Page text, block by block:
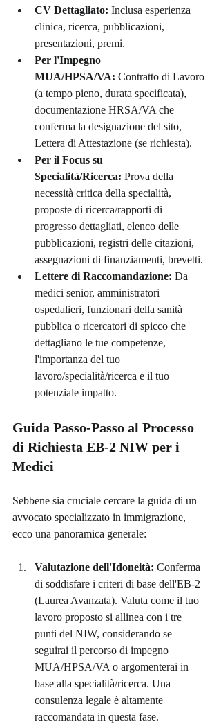
CV Dettagliato: Inclusa esperienza
clinica, ricerca, pubblicazioni,
presentazioni, premi.
Per l'Impegno
MUA/HPSA/VA: Contratto di Lavoro
(a tempo pieno, durata specificata),
documentazione HRSA/VA che
conferma la designazione del sito,
Lettera di Attestazione (se richiesta).
Per il Focus su
Specialità/Ricerca: Prova della
necessità critica della specialità,
proposte di ricerca/rapporti di
progresso dettagliati, elenco delle
pubblicazioni, registri delle citazioni,
assegnazioni di finanziamenti, brevetti.
Lettere di Raccomandazione: Da
medici senior, amministratori
ospedalieri, funzionari della sanità
pubblica o ricercatori di spicco che
dettagliano le tue competenze,
l'importanza del tuo
lavoro/specialità/ricerca e il tuo
potenziale impatto.
Guida Passo-Passo al Processo
di Richiesta EB-2 NIW per i
Medici
Sebbene sia cruciale cercare la guida di un
avvocato specializzato in immigrazione,
ecco una panoramica generale:
Valutazione dell'Idoneità: Conferma
di soddisfare i criteri di base dell'EB-2
(Laurea Avanzata). Valuta come il tuo
lavoro proposto si allinea con i tre
punti del NIW, considerando se
seguirai il percorso di impegno
MUA/HPSA/VA o argomenterai in
base alla specialità/ricerca. Una
consulenza legale è altamente
raccomandata in questa fase.